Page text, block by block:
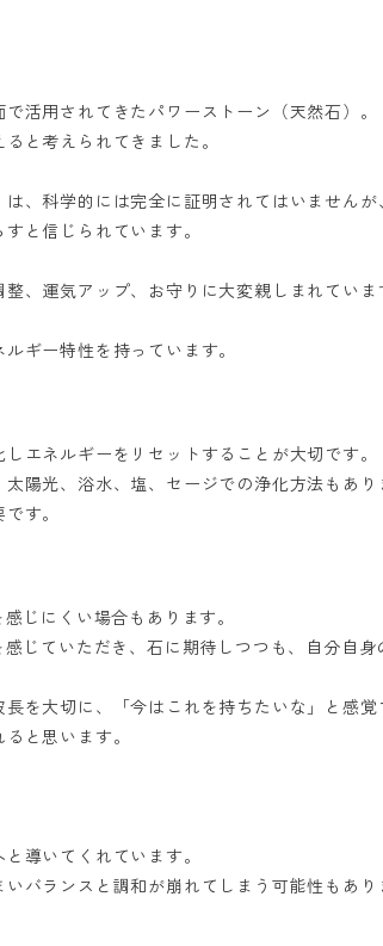
活用されてきたパワーストーン（天然石）。
と考えられてきました。
、科学的には完全に証明されてはいませんが
と信じられています。
、運気アップ、お守りに大変親しまれていま
ギー特性を持っています。
エネルギーをリセットすることが大切です。
陽光、浴水、塩、セージでの浄化方法もあ
す。
じにくい場合もあります。
じていただき、石に期待しつつも、自分自
を大切に、「今はこれを持ちたいな」と感
と思います。
導いてくれています。
バランスと調和が崩れてしまう可能性もあ